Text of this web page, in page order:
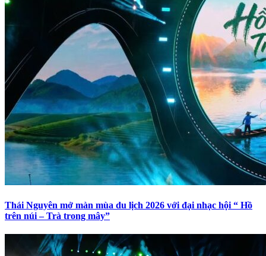
Thái Nguyên mở màn mùa du lịch 2026 với đại nhạc hội “ Hồ
trên núi – Trà trong mây”